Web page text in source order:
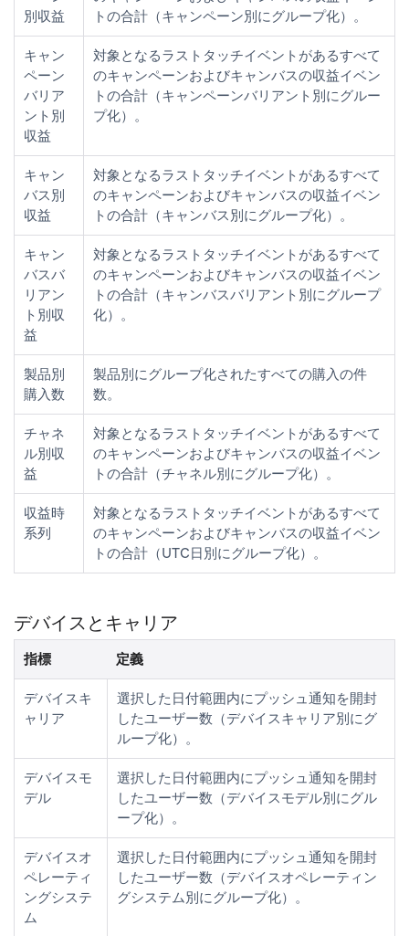
別収益
トの合計（キャンペーン別にグループ化）。
キャン
ペーン
バリア
ント別
収益
対象となるラストタッチイベントがあるすべて
のキャンペーンおよびキャンバスの収益イベン
トの合計（キャンペーンバリアント別にグルー
プ化）。
キャン
バス別
収益
対象となるラストタッチイベントがあるすべて
のキャンペーンおよびキャンバスの収益イベン
トの合計（キャンバス別にグループ化）。
キャン
バスバ
リアン
ト別収
益
対象となるラストタッチイベントがあるすべて
のキャンペーンおよびキャンバスの収益イベン
トの合計（キャンバスバリアント別にグループ
化）。
製品別
購入数
製品別にグループ化されたすべての購入の件
数。
チャネ
ル別収
益
対象となるラストタッチイベントがあるすべて
のキャンペーンおよびキャンバスの収益イベン
トの合計（チャネル別にグループ化）。
収益時
系列
対象となるラストタッチイベントがあるすべて
のキャンペーンおよびキャンバスの収益イベン
トの合計（UTC日別にグループ化）。
デバイスとキャリア
指標 定義
デバイスキ
ャリア
選択した日付範囲内にプッシュ通知を開封
したユーザー数（デバイスキャリア別にグ
ループ化）。
デバイスモ
デル
選択した日付範囲内にプッシュ通知を開封
したユーザー数（デバイスモデル別にグル
ープ化）。
デバイスオ
ペレーティ
ングシステ
ム
選択した日付範囲内にプッシュ通知を開封
したユーザー数（デバイスオペレーティン
グシステム別にグループ化）。